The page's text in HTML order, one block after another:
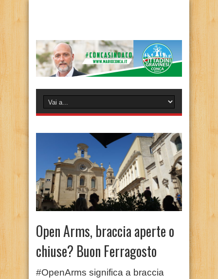
Open Arms, braccia aperte o
chiuse? Buon Ferragosto
#OpenArms significa a braccia